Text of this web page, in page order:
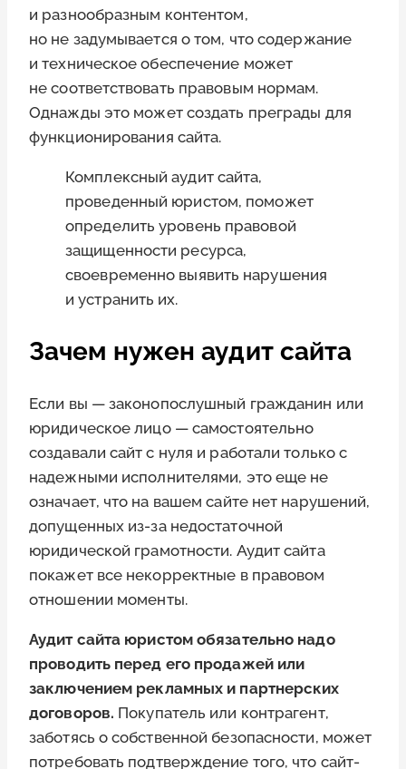
и разнообразным контентом,
но не задумывается о том, что содержание
и техническое обеспечение может
не соответствовать правовым нормам.
Однажды это может создать преграды для
функционирования сайта.
Комплексный аудит сайта,
проведенный юристом, поможет
определить уровень правовой
защищенности ресурса,
своевременно выявить нарушения
и устранить их.
Зачем нужен аудит сайта
Если вы — законопослушный гражданин или
юридическое лицо — самостоятельно
создавали сайт с нуля и работали только с
надежными исполнителями, это еще не
означает, что на вашем сайте нет нарушений,
допущенных из-за недостаточной
юридической грамотности. Аудит сайта
покажет все некорректные в правовом
отношении моменты.
Аудит сайта юристом обязательно надо
проводить перед его продажей или
заключением рекламных и партнерских
договоров. Покупатель или контрагент,
заботясь о собственной безопасности, может
потребовать подтверждение того, что сайт-